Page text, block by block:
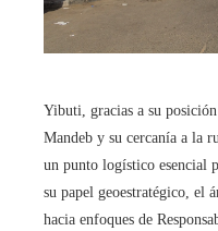
Yibuti, gracias a su
Mandeb y su cercanía a la
un punto logístico esencial
su papel geoestratégico, el
hacia enfoques de